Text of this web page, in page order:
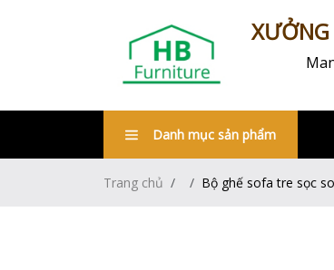
Danh mục sản phẩm
Trang chủ Bộ ghế sofa tre sọc